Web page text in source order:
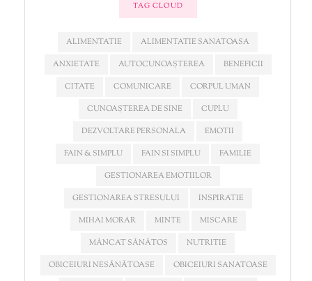
TAG CLOUD
ALIMENTATIE
ALIMENTATIE SANATOASA
ANXIETATE
AUTOCUNOAȘTEREA
BENEFICII
CITATE
COMUNICARE
CORPUL UMAN
CUNOAȘTEREA DE SINE
CUPLU
DEZVOLTARE PERSONALA
EMOTII
FAIN & SIMPLU
FAIN SI SIMPLU
FAMILIE
GESTIONAREA EMOTIILOR
GESTIONAREA STRESULUI
INSPIRATIE
MIHAI MORAR
MINTE
MISCARE
MÂNCAT SĂNĂTOS
NUTRITIE
OBICEIURI NESĂNĂTOASE
OBICEIURI SANATOASE